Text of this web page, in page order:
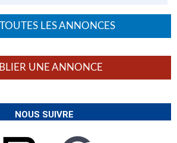
LES ANNONCES
UNE ANNONCE
NOUS SUIVRE